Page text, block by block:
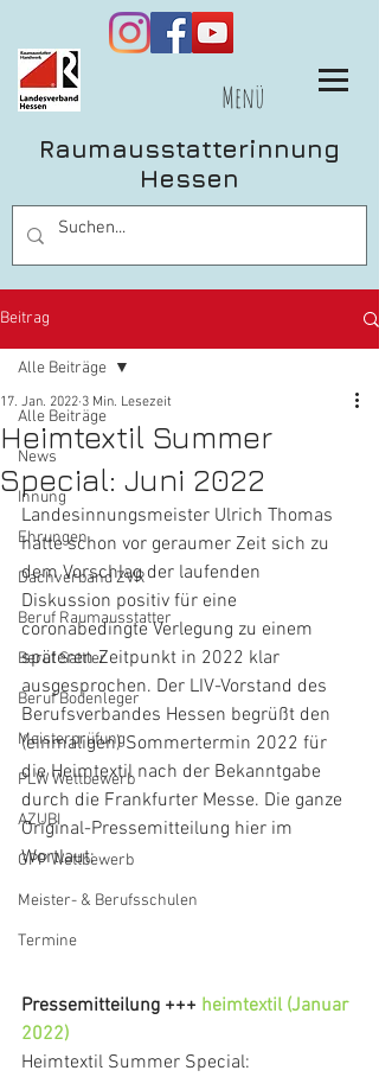
Menü
Raumausstatterinnung
Hessen
Beitrag
Alle Beiträge
News
Innung
Ehrungen
Dachverband ZVR
Beruf Raumausstatter
Beruf Sattler
Beruf Bodenleger
Meisterprüfung
PLW Wettbewerb
AZUBI
GPP Wettbewerb
Meister- & Berufsschulen
Termine
Alle Beiträge
Heimtextil Summer
Special: Juni 2022
17. Jan. 2022 3 Min. Lesezeit
Landesinnungsmeister Ulrich Thomas
hatte schon vor geraumer Zeit sich zu
dem Vorschlag der laufenden
Diskussion positiv für eine
coronabedingte Verlegung zu einem
späteren Zeitpunkt in 2022 klar
ausgesprochen. Der LIV-Vorstand des
Berufsverbandes Hessen begrüßt den
(einmaligen) Sommertermin 2022 für
die Heimtextil nach der Bekanntgabe
durch die Frankfurter Messe. Die ganze
Original-Pressemitteilung hier im
Wortlaut:
Pressemitteilung +++ heimtextil (Januar
2022)
Heimtextil Summer Special: